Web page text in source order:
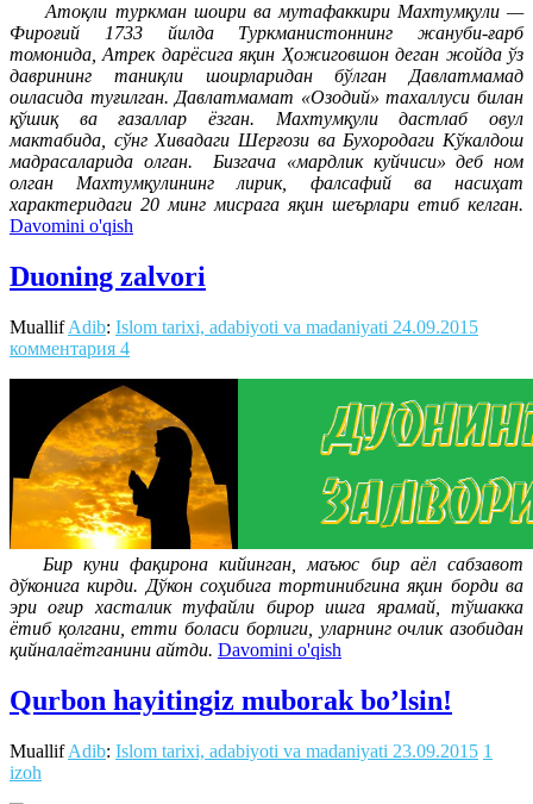
Атоқли туркман шоири ва мутафаккири Махтумқули —
Фироғий 1733 йилда Туркманистоннинг жануби-ғарб
томонида, Атрек дарёсига яқин Ҳожиговшон деган жойда ўз
даврининг таниқли шоирларидан бўлган Давлатмамад
оиласида туғилган. Давлатмамат «Озодий» тахаллуси билан
қўшиқ ва ғазаллар ёзган. Махтумқули дастлаб овул
мактабида, сўнг Хивадаги Шерғози ва Бухородаги Кўкалдош
мадрасаларида олган. Бизгача «мардлик куйчиси» деб ном
олган Махтумқулининг лирик, фалсафий ва насиҳат
характеридаги 20 минг мисрага яқин шеърлари етиб келган.
Davomini o'qish
Duoning zalvori
MuallifAdib: Islom tarixi, adabiyoti va madaniyati 24.09.2015
комментария 4
Бир куни фақирона кийинган, маъюс бир аёл сабзавот
дўконига кирди. Дўкон соҳибига тортинибгина яқин борди ва
эри оғир хасталик туфайли бирор ишга ярамай, тўшакка
ётиб қолгани, етти боласи борлиги, уларнинг очлик азобидан
қийналаётганини айтди. Davomini o'qish
Qurbon hayitingiz muborak bo’lsin!
MuallifAdib: Islom tarixi, adabiyoti va madaniyati 23.09.2015 1
izoh